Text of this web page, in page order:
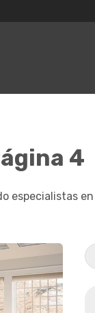
4
especialistas